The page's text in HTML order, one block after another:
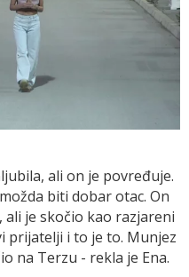
ali on je povređuje.
biti dobar otac. On
je skočio kao razjareni
prijatelji i to je to. Munjez
na Terzu - rekla je Ena.